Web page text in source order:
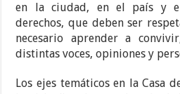
en la ciudad, en el país y
derechos, que deben ser
necesario aprender a
distintas voces, opiniones y
Los ejes temáticos en la Casa